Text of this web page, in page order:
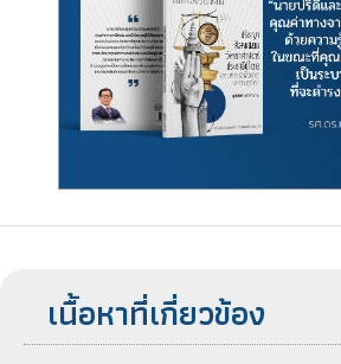
เนื้อหาที่เกี่ยวข้อง